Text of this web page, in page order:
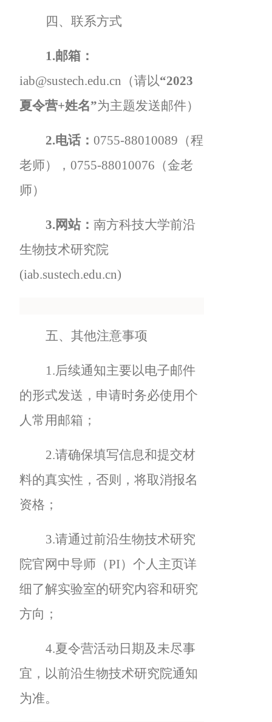
四、联系方式
1.邮箱：
iab@sustech.edu.cn （请以“2023
夏令营+姓名”为主题发送邮件）
2.电话： 0755-88010089 （程
老师），0755-88010076（金老
师）
3.网站： 南方科技大学前沿
生物技术研究院
(iab.sustech.edu.cn)
五、其他注意事项
1.后续通知主要以电子邮件
的形式发送，申请时务必使用个
人常用邮箱；
2.请确保填写信息和提交材
料的真实性，否则，将取消报名
资格；
3.请通过前沿生物技术研究
院官网中导师（PI）个人主页详
细了解实验室的研究内容和研究
方向；
4.夏令营活动日期及未尽事
宜，以前沿生物技术研究院通知
为准。